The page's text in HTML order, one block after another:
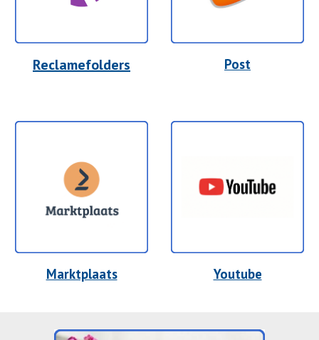
Reclamefolders Post
Marktplaats Youtube